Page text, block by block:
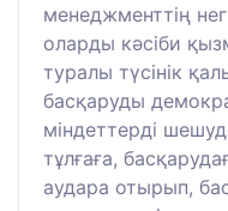
менеджменттің
оларды кәсіби
туралы түсінік
басқаруды
міндеттерді
тұлғаға,
аудара отырып,